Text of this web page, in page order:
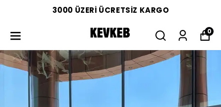
3000 ÜZERİ ÜCRETSİZ KARGO
0